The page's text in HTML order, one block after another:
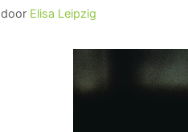
door Elisa Leipzig